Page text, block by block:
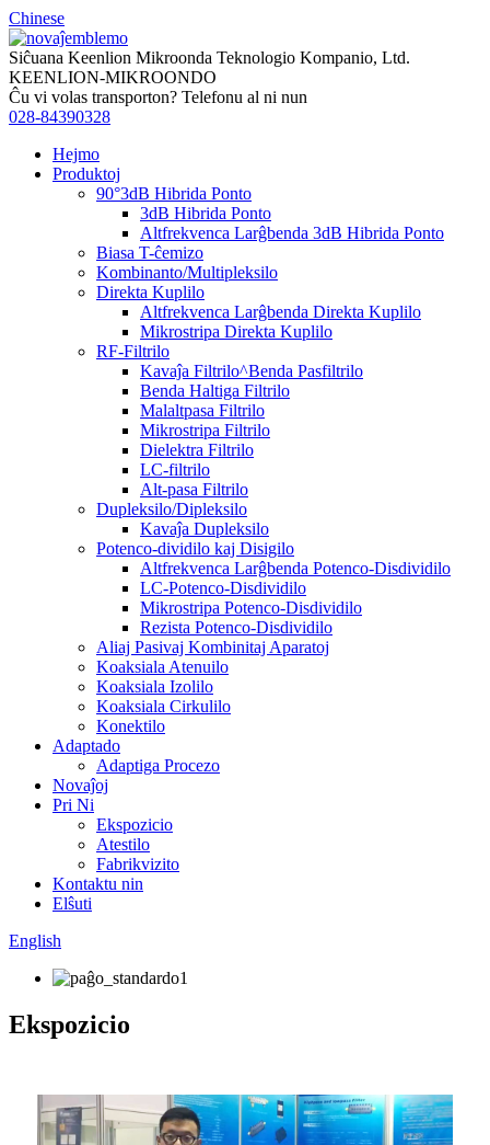
Chinese
Siĉuana Keenlion Mikroonda Teknologio Kompanio, Ltd.
KEENLION-MIKROONDO
Ĉu vi volas transporton? Telefonu al ni nun
028-84390328
Hejmo
Produktoj
90°3dB Hibrida Ponto
3dB Hibrida Ponto
Altfrekvenca Larĝbenda 3dB Hibrida Ponto
Biasa T-ĉemizo
Kombinanto/Multipleksilo
Direkta Kuplilo
Altfrekvenca Larĝbenda Direkta Kuplilo
Mikrostripa Direkta Kuplilo
RF-Filtrilo
Kavaĵa Filtrilo^Benda Pasfiltrilo
Benda Haltiga Filtrilo
Malaltpasa Filtrilo
Mikrostripa Filtrilo
Dielektra Filtrilo
LC-filtrilo
Alt-pasa Filtrilo
Dupleksilo/Dipleksilo
Kavaĵa Dupleksilo
Potenco-dividilo kaj Disigilo
Altfrekvenca Larĝbenda Potenco-Disdividilo
LC-Potenco-Disdividilo
Mikrostripa Potenco-Disdividilo
Rezista Potenco-Disdividilo
Aliaj Pasivaj Kombinitaj Aparatoj
Koaksiala Atenuilo
Koaksiala Izolilo
Koaksiala Cirkulilo
Konektilo
Adaptado
Adaptiga Procezo
Novaĵoj
Pri Ni
Ekspozicio
Atestilo
Fabrikvizito
Kontaktu nin
Elŝuti
English
Ekspozicio